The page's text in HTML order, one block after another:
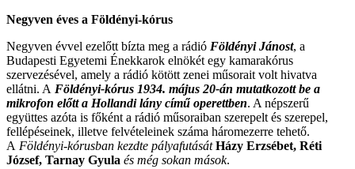
Negyven éves a Földényi-kórus
Negyven évvel ezelőtt bízta meg a rádió FöldényiJánost, a
Budapesti Egyetemi Énekkarok elnökét egy kamarakórus
szervezésével, amely a rádió kötött zenei műsorait volt hivatva
ellátni. A Földényi-kórus 1934. május 20-án mutatkozott be a
mikrofon előtt a Hollandi lány című operettben. A népszerű
együttes azóta is főként a rádió műsoraiban szerepelt és szerepel,
fellépéseinek, illetve felvételeinek száma háromezerre tehető.
A Földényi-kórusban kezdte pályafutását Házy Erzsébet, Réti
József, Tarnay Gyula és még sokan mások.